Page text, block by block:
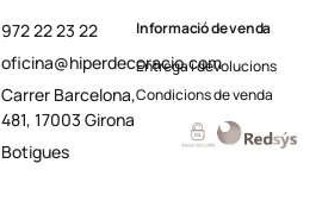
972 22 23 22
oficina@hiperdecoracio.com
Carrer Barcelona,
481, 17003 Girona
Botigues
Informació de venda
Entrega i devolucions
Condicions de venda